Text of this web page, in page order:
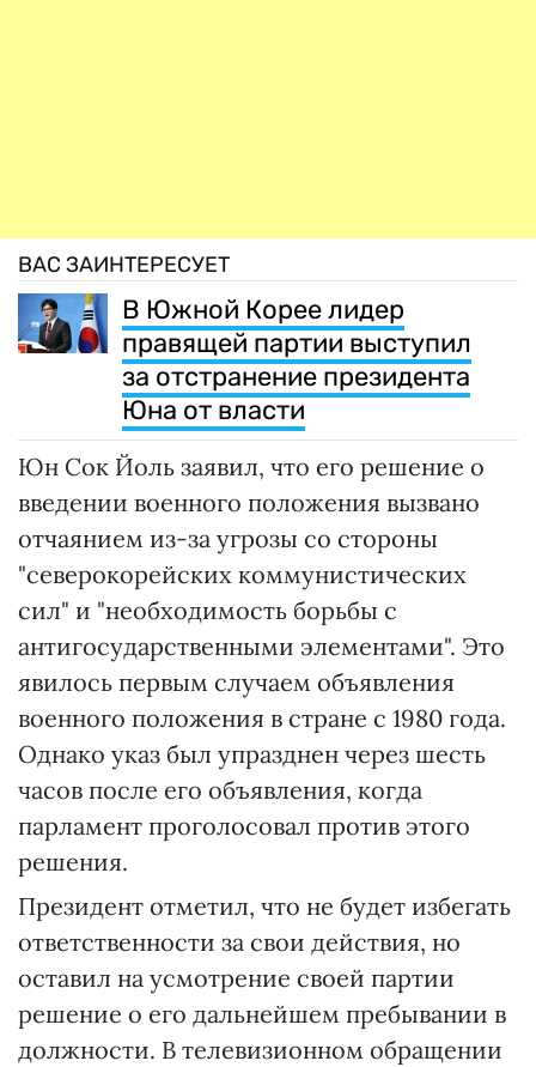
ВАС ЗАИНТЕРЕСУЕТ
В Южной Корее лидер
правящей партии выступил
за отстранение президента
Юна от власти
Юн Сок Йоль заявил, что его решение о
введении военного положения вызвано
отчаянием из-за угрозы со стороны
"северокорейских коммунистических
сил" и "необходимость борьбы с
антигосударственными элементами". Это
явилось первым случаем объявления
военного положения в стране с 1980 года.
Однако указ был упразднен через шесть
часов после его объявления, когда
парламент проголосовал против этого
решения.
Президент отметил, что не будет избегать
ответственности за свои действия, но
оставил на усмотрение своей партии
решение о его дальнейшем пребывании в
должности. В телевизионном обращении